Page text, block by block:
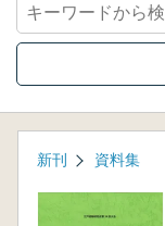
新刊 資料集